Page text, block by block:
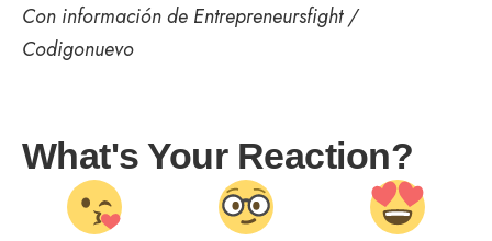
Con información de Entrepreneursfight /
Codigonuevo
What's Your Reaction?